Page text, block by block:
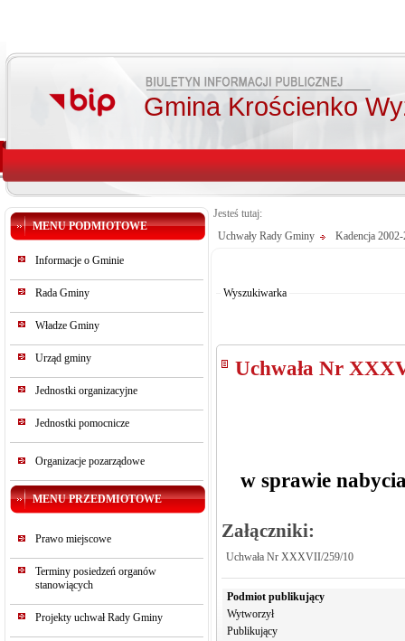
Gmina Krościenko
MENU PODMIOTOWE
Informacje o Gminie
Rada Gminy
Władze Gminy
Urząd gminy
Jednostki organizacyjne
Jednostki pomocnicze
Organizacje pozarządowe
MENU PRZEDMIOTOWE
Prawo miejscowe
Terminy posiedzeń organów
stanowiących
Projekty uchwał Rady Gminy
Jesteś tutaj:
Uchwały Rady Gminy
Kadencja
Wyszukiwarka
Uchwała Nr
w sprawie
Załączniki:
Uchwała Nr XXXVII/259/10
Podmiot publikujący
Wytworzył
Publikujący